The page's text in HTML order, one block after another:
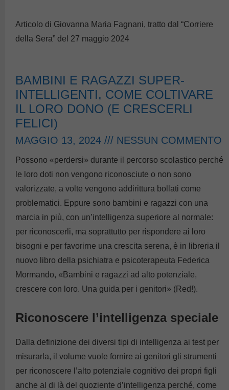
Articolo di Giovanna Maria Fagnani, tratto dal “Corriere
della Sera” del 27 maggio 2024
BAMBINI E RAGAZZI SUPER-
INTELLIGENTI, COME COLTIVARE
IL LORO DONO (E CRESCERLI
FELICI)
MAGGIO 13, 2024 NESSUN COMMENTO
Possono «perdersi» durante il percorso scolastico perché
le loro doti non vengono riconosciute o non sono
valorizzate, a volte vengono addirittura bollati come
problematici. Eppure sono bambini e ragazzi con una
marcia in più, con un’intelligenza superiore al normale:
per riconoscerli, ma soprattutto per rispondere ai loro
bisogni e per favorirne una crescita serena, è in libreria il
nuovo libro della psichiatra e psicoterapeuta Federica
Mormando, «Bambini e ragazzi ad alto potenziale,
crescere con loro. Una guida per i genitori» (Red!).
Riconoscere l’intelligenza speciale
Dalla definizione dei diversi tipi di intelligenza ai test per
misurarla, il volume vuole fornire ai genitori gli strumenti
per riconoscere l’alto potenziale cognitivo dei propri figli
anche al di là del quoziente d’intelligenza perché, come